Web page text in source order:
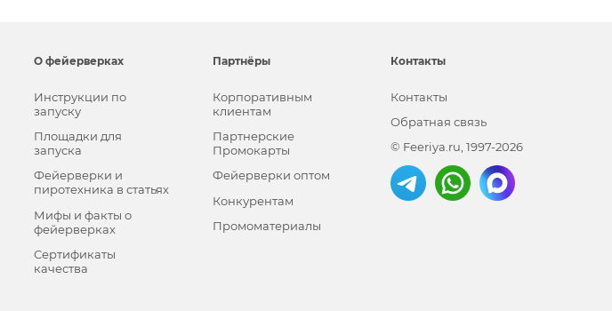
О фейерверках
Инструкции по
запуску
Площадки для
запуска
Фейерверки и
пиротехника в статьях
Мифы и факты о
фейерверках
Сертификаты
качества
Партнёры
Корпоративным
клиентам
Партнерские
Промокарты
Фейерверки оптом
Конкурентам
Промоматериалы
Контакты
Контакты
Обратная связь
© Feeriya.ru, 1997-2026